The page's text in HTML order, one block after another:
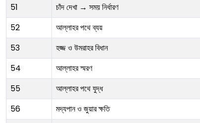
51
চাঁদ দেখা → সময় নির্ধারণ
52
আল্লাহর পথে ব্যয়
53
হজ্জ ও উমরাহর বিধান
54
আল্লাহর স্মরণ
55
আল্লাহর পথে যুদ্ধ
56
মদ্যপান ও জুয়ার ক্ষতি